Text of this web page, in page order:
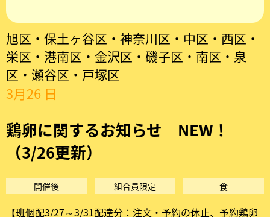
関
す
る
お
知
ら
せ
NEW！
旭区・保土ヶ谷区・神奈川区・中区・西区・
栄区・港南区・金沢区・磯子区・南区・泉
区・瀬谷区・戸塚区
3月26 日
鶏卵に関するお知らせ NEW！
（3/26更新）
開催後 組合員限定 食
【班個配3/27～3/31配達分：注文・予約の休止、予約鶏卵